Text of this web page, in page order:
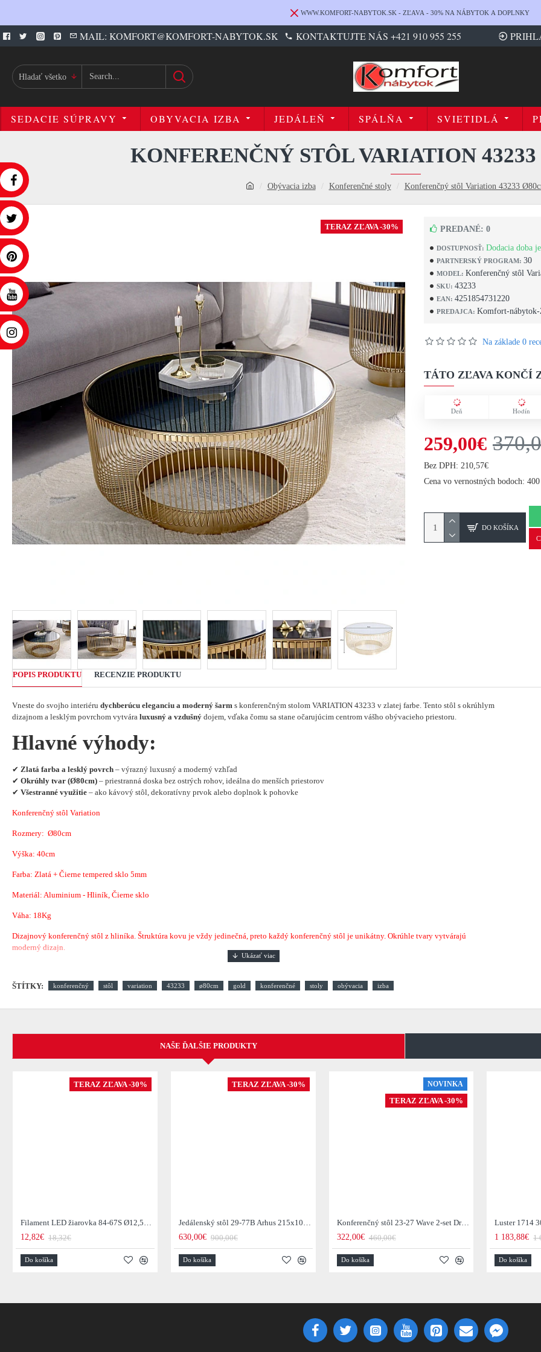
WWW.KOMFORT-NABYTOK.SK - ZĽAVA - 30% NA NÁBYTOK A DOPLNKY
MAIL: KOMFORT@KOMFORT-NABYTOK.SK KONTAKTUJTE NÁS +421 910 955 255
Hladať všetko
SEDACIE SÚPRAVY OBYVACIA IZBA JEDÁLEŇ SPÁLŇA SVIETIDLÁ
Obývacia izba Konferenčné stoly Konferenčný stôl Variation 43233
KONFERENČNÝ STÔL VARIATION
TERAZ ZĽAVA -30%
DOSTUPNOSŤ: Dodacia doba
PARTNERSKÝ PROGRAM: 30
MODEL: Konferenčný stôl
SKU: 43233
EAN: 4251854731220
PREDAJCA: Komfort-
PREDANÉ: 0
Na základe 0
TÁTO ZĽAVA KONČÍ
Deň Hodín
259,00€
Bez DPH: 210,57€
Cena vo vernostných bodoch: 400
DO KOŠÍKA
POPIS PRODUKTU RECENZIE PRODUKTU
Vneste do svojho interiéru dychberúcu eleganciu a moderný šarm s konferenčným stolom VARIATION 43233 v zlatej farbe. Tento stôl s okrúhlym
dizajnom a lesklým povrchom vytvára luxusný a vzdušný dojem, vďaka čomu sa stane očarujúcim centrom vášho obývacieho priestoru.
Hlavné výhody:
✔ Zlatá farba a lesklý povrch – výrazný luxusný a moderný vzhľad
✔ Okrúhly tvar (Ø80cm) – priestranná doska bez ostrých rohov, ideálna do menších priestorov
✔ Všestranné využitie – ako kávový stôl, dekoratívny prvok alebo doplnok k pohovke
Konferenčný stôl Variation
Rozmery: Ø80cm
Výška: 40cm
Farba: Zlatá + Čierne tempered sklo 5mm
Materiál: Aluminium - Hliník, Čierne sklo
Váha: 18Kg
Dizajnový konferenčný stôl z hliníka. Štruktúra kovu je vždy jedinečná, preto každý konferenčný stôl je unikátny. Okrúhle tvary vytvárajú
moderný dizajn.
ŠTÍTKY: konferenčný stôl variation 43233 ø80cm gold konferenčné stoly obývacia izba
NAŠE ĎALŠIE PRODUKTY
TERAZ ZĽAVA -30%
Filament LED žiarovka 84-67S Ø12,5cm Smoke grey glass
12,82€ 18,32€
Do košíka
TERAZ ZĽAVA -30%
Jedálenský stôl 29-77B Arhus 215x105cm Drevo Hnedá Acacia
630,00€ 900,00€
Do košíka
NOVINKA
TERAZ ZĽAVA -30%
Konferenčný stôl 23-27 Wave 2-set Drevo Mango
322,00€ 460,00€
Do košíka
Luster 1714
1 183,88€ 1
Do košíka